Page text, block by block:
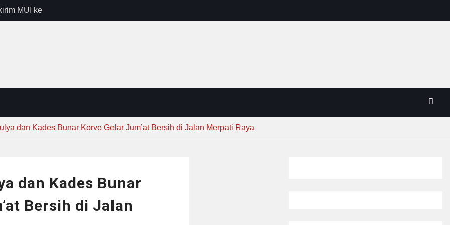
MUI ke
dan Kades Bunar Korve Gelar Jum’at Bersih di Jalan Merpati Raya
dan Kades Bunar
Bersih di Jalan